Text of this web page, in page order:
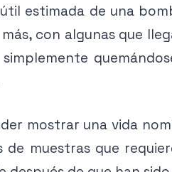
estimada de una
con algunas que
mostrar una vida
de muestras que